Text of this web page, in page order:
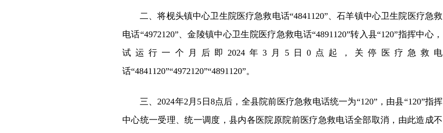
二、将枧头镇中心卫生院医疗急救电话“4841120”、石羊镇中心卫生院医疗急救
电话“4972120”、金陵镇中心卫生院医疗急救电话“4891120”转入县“120”指挥中心，
试运行一个月后即2024年3月5日0点起，关停医疗急救电
话“4841120”“4972120”“4891120”。
三、2024年2月5日8点后，全县院前医疗急救电话统一为“120”，由县“120”指挥
中心统一受理、统一调度，县内各医院原院前医疗急救电话全部取消，由此造成不